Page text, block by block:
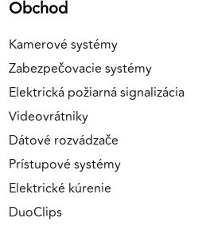
Obchod
Kamerové systémy
Zabezpečovacie systémy
Elektrická požiarná signalizácia
Videovrátniky
Dátové rozvádzače
Prístupové systémy
Elektrické kúrenie
DuoClips